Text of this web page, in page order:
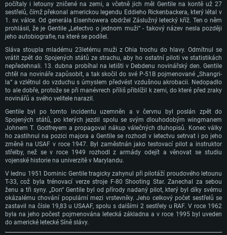
Grafická karta podpora DirectX 11: AMD Radeon 77XX / NVIDIA GeForce
GTX 660. Minimální podporované rozlišení hry je 720p
Připojení: Širokopásmové připojení
Místo na disku: 22,1 GB
Doporučené
OS: Windows 10/11 (64bitový)
Procesor: Intel Core i5 nebo Ryzen 5 3600 a lepší
Grafická karta: podpora DirectX 11: Nvidia GeForce 1060 a lepší, Radeon RX
570 a lepší
Připojení: Širokopásmové připojení
Místo na disku: 62,2 GB
Grafická karta: Intel Iris Pro 5200 (Mac) nebo srovnatelně výkonnou kartu
od AMD/Nvidia pro Mac. Minimální podporované rozlišení hry je 720p v
případě použití Metal.
Místo na disku: 22,1 GB
Doporučené
OS: Mac OS Big Sur 11.0 nebo novější
Procesor: Core i7 (Intel Xeon není podporován)
Operační paměť: 8 GB
Grafická karta: Radeon Vega II nebo výkonnější s podporou Metal.
Připojení: Širokopásmové připojení
Místo na disku: 62,2 GB
Grafická karta: NVIDIA 660 s nejnovějšími proprietárními ovladači (ne
staršími, než půl roku) / srovnatelná karta AMD s nejnovějšími
proprietárními ovladači (ne staršími, než půl roku); minimální podporované
rozlišení hry je 720p) a s podporou Vulcan.
Místo na disku: 22,1 GB
Doporučené
OS: Ubuntu 20.04 64bit
Procesor: Intel Core i7
Operační paměť: 16 GB
Grafická karta: NVIDIA 1060 s nejnovějšími proprietárními ovladači (ne
staršími, než půl roku) / srovnatelná karta AMD (Radeon RX 570) s
nejnovějšími proprietárními ovladači (ne staršími, než půl roku) a s
podporou Vulcan.
Připojení: Širokopásmové připojení
Místo na disku: 62,2 GB
počítaly i letouny zničené na zemi, a včetně jich měl Gentile na kontě už 27
sestřelů, čímž překonal americkou legendu Eddieho Rickenbackera, který létal v
1. sv. válce. Od generála Eisenhowera obdržel Záslužný letecký kříž. Ten o něm
prohlásil, že je Gentile „Letectvo o jednom muži“ - takový název nesla později
jeho autobiografie, na které se podílel.
Sláva stoupla mladému 23letému muži z Ohia trochu do hlavy. Odmítnul se
vrátit zpět do Spojených států ze strachu, aby ho ostatní piloti ve statistikách
nepředehnali. 13. dubna probíhal na letišti v Debdenu novinářský den. Gentile
chtěl na novináře zapůsobit, a tak skočil do své P-51B pojmenované „Shangri-
la“ a vzlétnul do vzduchu s úmyslem předvést vzdušnou akrobacii. Nedopadlo
to ale dobře, protože se při manévrech příliš přiblížil k zemi, do které před zraky
novinářů a svého velitele narazil.
Gentile byl po tomto incidentu uzemněn a v červnu byl poslán zpět do
Spojených států, po kterých jezdil spolu se svým dlouhodobým wingmanem
Johnem T. Godfreyem a propagoval nákup válečných dluhopisů. Konec války
ho zastihnul na pozici majora a Gentile se rozhodl v letectvu setrvat i po jeho
změně na USAF v roce 1947. Byl zaměstnán jako testovací pilot a instruktor
střelby, než se v roce 1949 rozhodl z armády odejít a věnovat se studiu
vojenské historie na univerzitě v Marylandu.
V lednu 1951 Dominic Gentile tragicky zahynul při pilotáží proudového letounu
T-33, což byla trénovací verze stroje F-80 Shooting Star. Zanechal za sebou
ženu a tři syny. „Don“ Gentile byl od přírody nadaný pilot, který byl díky svému
okázalému chování populární mezi vrstevníky. Jeho celkový počet sestřelů se
zastavil na čísle 19,83 u USAAF, spolu s dalšími 2 sestřely u RAF. V roce 1962
byla na jeho počest pojmenována letecká základna a v roce 1995 byl uveden
do americké letecké Síně slávy.